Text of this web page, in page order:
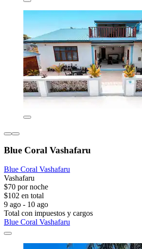
Blue Coral Vashafaru
Blue Coral Vashafaru
Vashafaru
$70 por noche
$102 en total
9 ago - 10 ago
Total con impuestos y cargos
Blue Coral Vashafaru